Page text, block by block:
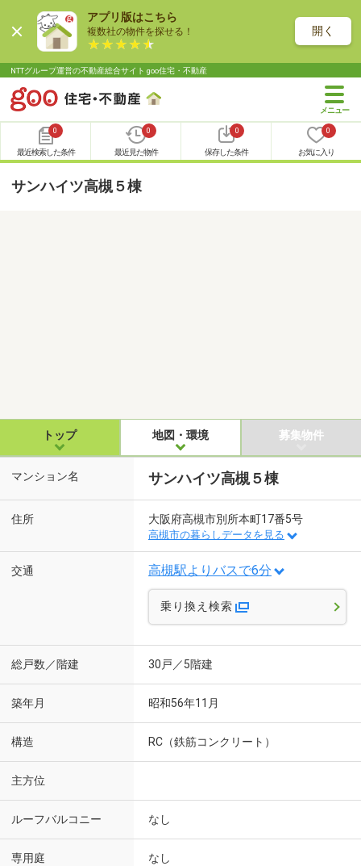
アプリ版はこちら
複数社の物件を探せる！ 開く
NTTグループ運営の不動産総合サイト goo住宅・不動産
0
最近検索した条件
0
最近見た物件
0
保存した条件
0
お気に入り
サンハイツ高槻５棟
トップ 地図・環境 募集物件
マンション名 サンハイツ高槻５棟
住所 大阪府高槻市別所本町17番5号
高槻市の暮らしデータを見る
交通 高槻駅よりバスで6分
乗り換え検索
総戸数／階建 30戸／5階建
築年月 昭和56年11月
構造 RC（鉄筋コンクリート）
主方位
ルーフバルコニー なし
専用庭 なし